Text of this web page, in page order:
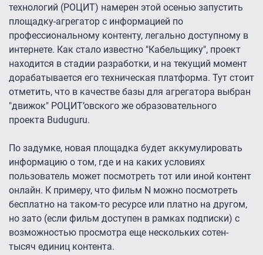
технологий (РОЦИТ) намерен этой осенью запустить
площадку-агрегатор с информацией по
профессиональному контенту, легально доступному в
интернете. Как стало известно "Кабельщику", проект
находится в стадии разработки, и на текущий момент
дорабатывается его техническая платформа. Тут стоит
отметить, что в качестве базы для агрегатора выбран
"движок" РОЦИТ’овского же образовательного
проекта Buduguru.
По задумке, новая площадка будет аккумулировать
информацию о том, где и на каких условиях
пользователь может посмотреть тот или иной контент
онлайн. К примеру, что фильм N можно посмотреть
бесплатно на таком-то ресурсе или платно на другом,
но зато (если фильм доступен в рамках подписки) с
возможностью просмотра еще нескольких сотен-
тысяч единиц контента.